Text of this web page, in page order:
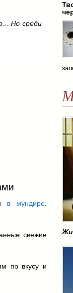
Но среди
в мундире.
свежие
по вкусу и